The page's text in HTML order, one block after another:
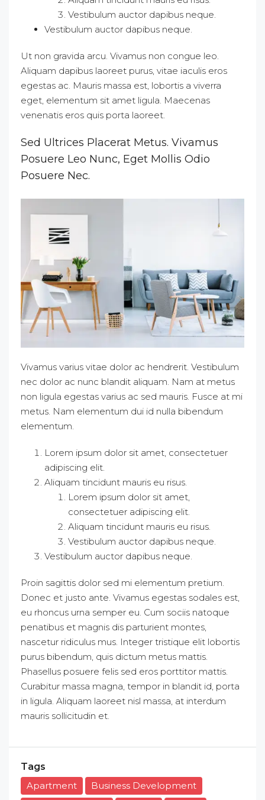
Vestibulum auctor dapibus neque.
Vestibulum auctor dapibus neque.
Ut non gravida arcu. Vivamus non congue leo.
Aliquam dapibus laoreet purus, vitae iaculis eros
egestas ac. Mauris massa est, lobortis a viverra
eget, elementum sit amet ligula. Maecenas
venenatis eros quis porta laoreet.
Sed Ultrices Placerat Metus. Vivamus
Posuere Leo Nunc, Eget Mollis Odio
Posuere Nec.
Vivamus varius vitae dolor ac hendrerit. Vestibulum
nec dolor ac nunc blandit aliquam. Nam at metus
non ligula egestas varius ac sed mauris. Fusce at mi
metus. Nam elementum dui id nulla bibendum
elementum.
Lorem ipsum dolor sit amet, consectetuer
adipiscing elit.
Aliquam tincidunt mauris eu risus.
Lorem ipsum dolor sit amet,
consectetuer adipiscing elit.
Aliquam tincidunt mauris eu risus.
Vestibulum auctor dapibus neque.
Vestibulum auctor dapibus neque.
Proin sagittis dolor sed mi elementum pretium.
Donec et justo ante. Vivamus egestas sodales est,
eu rhoncus urna semper eu. Cum sociis natoque
penatibus et magnis dis parturient montes,
nascetur ridiculus mus. Integer tristique elit lobortis
purus bibendum, quis dictum metus mattis.
Phasellus posuere felis sed eros porttitor mattis.
Curabitur massa magna, tempor in blandit id, porta
in ligula. Aliquam laoreet nisl massa, at interdum
mauris sollicitudin et.
Tags
Apartment
Business Development